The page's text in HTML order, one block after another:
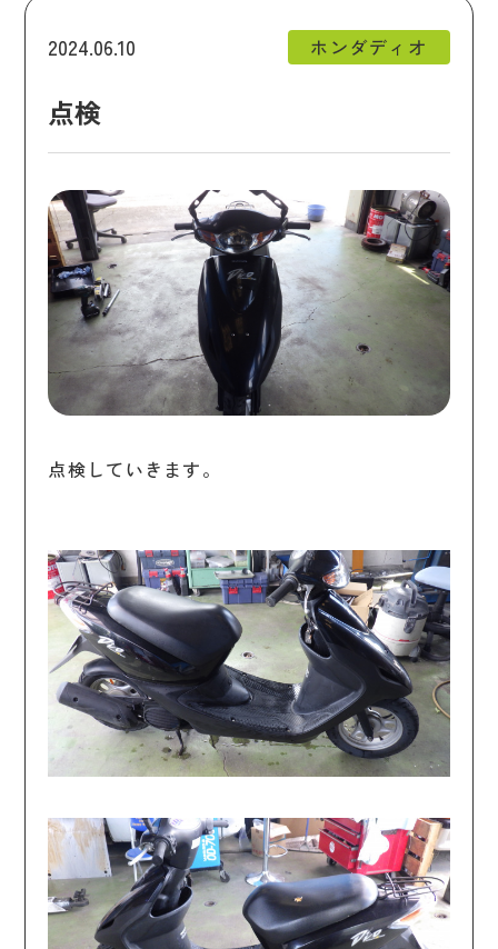
2024.06.10 ホンダディオ
点検
点検していきます。